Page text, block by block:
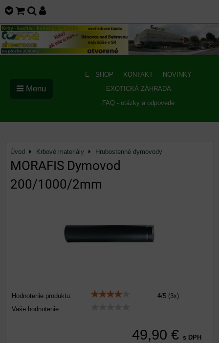
E - SHOP KONTAKT
NOVINKY
EXOTICKÁ ZÁHRADA
FAQ - otázky a odpovede
Menu
Úvod Krbové materiály Hrubostenné dymovody
MORAFIS Dymovod
200/1000/2mm
Hodnotenie produktu: 4/5 (3x)
Vaše hodnotenie:
49,90 € s DPH